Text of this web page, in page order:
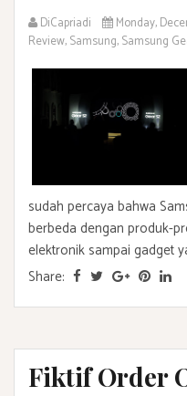
DiCapriadi Monday,
Review,Samsung,Samsung
sudah percaya bahwa
berbeda dengan produk-
elektronik sampai gadget
Share:
Fiktif Order